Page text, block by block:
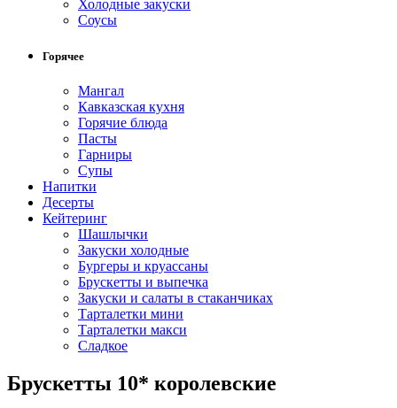
Холодные закуски
Соусы
Горячее
Мангал
Кавказская кухня
Горячие блюда
Пасты
Гарниры
Супы
Напитки
Десерты
Кейтеринг
Шашлычки
Закуски холодные
Бургеры и круассаны
Брускетты и выпечка
Закуски и салаты в стаканчиках
Тарталетки мини
Тарталетки макси
Сладкое
Брускетты 10* королевские